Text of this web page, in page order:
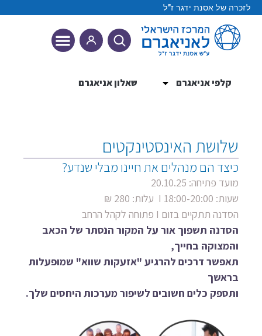
לזכרה של אסנת ידגר ז"ל
קלפי אניאגרם שאלון אניאגרם
שלושת האינסטינקטים
כיצד הם מנהלים את חיינו מבלי שנדע?
מועד פתיחה: 20.10.25
שעות: 18:00-20:00 I עלות: 280 ₪
הסדנה תתקיים בזום I פתוחה לקהל הרחב
הסדנה תשפוך אור על המקור הנסתר של הכאב
והמצוקה בחייך,
תאפשר דרכים להרגיע "אזעקות שווא" שמופעלות
בראשך
ותספק כלים חשובים לשיפור מערכות היחסים שלך.